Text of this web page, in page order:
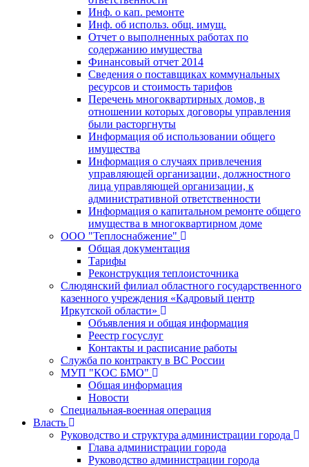
Инф. о кап. ремонте
Инф. об использ. общ. имущ.
Отчет о выполненных работах по
содержанию имущества
Финансовый отчет 2014
Сведения о поставщиках коммунальных
ресурсов и стоимость тарифов
Перечень многоквартирных домов, в
отношении которых договоры управления
были расторгнуты
Информация об использовании общего
имущества
Информация о случаях привлечения
управляющей организации, должностного
лица управляющей организации, к
административной ответственности
Информация о капитальном ремонте общего
имущества в многоквартирном доме
ООО "Теплоснабжение"
Общая документация
Тарифы
Реконструкция теплоисточника
Слюдянский филиал областного государственного
казенного учреждения «Кадровый центр
Иркутской области»
Объявления и общая информация
Реестр госуслуг
Контакты и расписание работы
Служба по контракту в ВС России
МУП "КОС БМО"
Общая информация
Новости
Специальная-военная операция
Власть
Руководство и структура администрации города
Глава администрации города
Руководство администрации города